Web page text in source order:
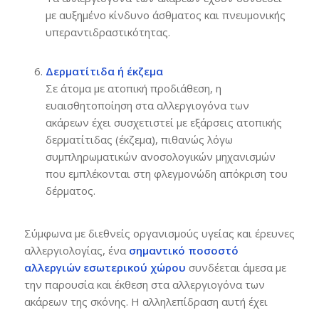
με αυξημένο κίνδυνο άσθματος και πνευμονικής
υπεραντιδραστικότητας.
Δερματίτιδα ή έκζεμα
Σε άτομα με ατοπική προδιάθεση, η
ευαισθητοποίηση στα αλλεργιογόνα των
ακάρεων έχει συσχετιστεί με εξάρσεις ατοπικής
δερματίτιδας (έκζεμα), πιθανώς λόγω
συμπληρωματικών ανοσολογικών μηχανισμών
που εμπλέκονται στη φλεγμονώδη απόκριση του
δέρματος.
Σύμφωνα με διεθνείς οργανισμούς υγείας και έρευνες
αλλεργιολογίας, ένα σημαντικό ποσοστό
αλλεργιών εσωτερικού χώρου συνδέεται άμεσα με
την παρουσία και έκθεση στα αλλεργιογόνα των
ακάρεων της σκόνης. Η αλληλεπίδραση αυτή έχει